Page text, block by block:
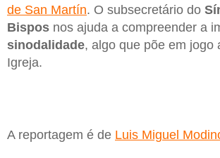
de San Martín. O subsecretário do
Bispos nos ajuda a compreender a
sinodalidade, algo que põe em jogo
Igreja.
A reportagem é de Luis Miguel